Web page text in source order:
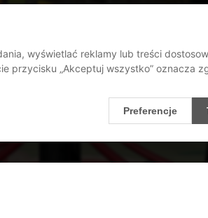
wyświetlać reklamy lub treści
przycisku „Akceptuj wszystko” oznacza
Preferencje